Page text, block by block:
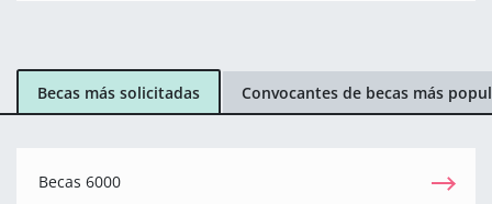
Becas más solicitadas Convocantes de becas más
Becas 6000